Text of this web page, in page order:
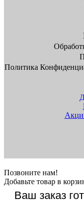
Политика
Позвоните нам!
Добавьте товар в
Ваш заказ